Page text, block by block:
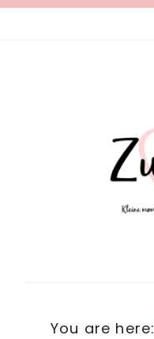
Skip
Skip
You are here: